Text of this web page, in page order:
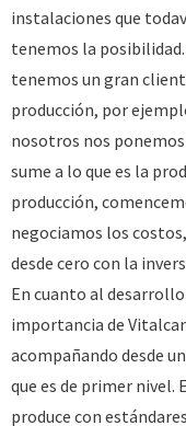
instalaciones que
tenemos la
tenemos un gran
producción, por
nosotros nos
sume a lo que es la
producción,
negociamos los
desde cero con la
En cuanto al
importancia de
acompañando desde
que es de primer nivel.
produce con